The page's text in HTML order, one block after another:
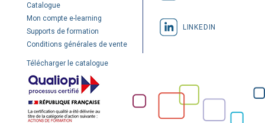
Catalogue
Mon compte e-learning
Supports de formation
Conditions générales de vente
Télécharger le catalogue
LINKEDIN